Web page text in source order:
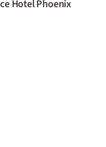
Hotel Phoenix